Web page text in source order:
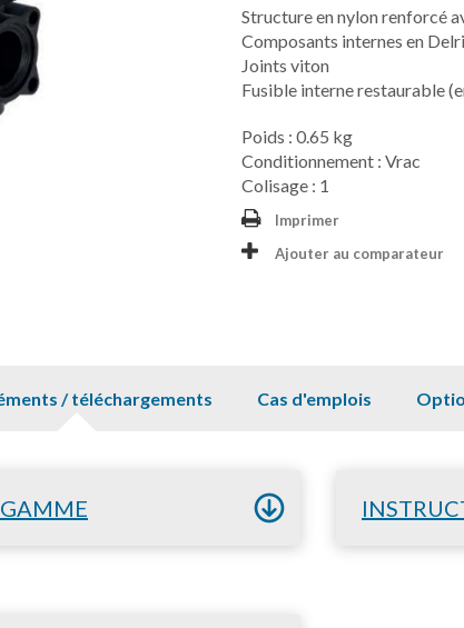
Structure en nylon renforcé
Composants internes en
Joints viton
Fusible interne restaurable
Poids : 0.65 kg
Conditionnement : Vrac
Colisage : 1
Imprimer
Ajouter au comparateur
/ téléchargements Cas d'emplois